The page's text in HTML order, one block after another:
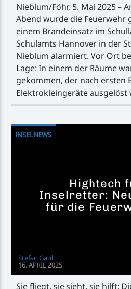
Nieblum/Föhr, 5. Mai 2025 –
Abend wurde die Feuerwehr
einem Brandeinsatz im
Schulamts Hannover in der
Nieblum alarmiert. Vor Ort
Lage: In einem der Räume
gekommen, der nach ersten
Elektrokleingeräte
INSELNEWS
Hightech
Inselretter:
für die
Stefan Gaul
16. APRIL 2025
Sie fliegt, sie sieht, sie hilft: